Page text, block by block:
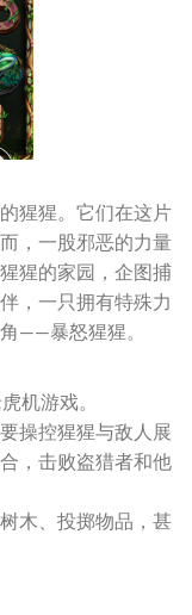
猩猩。它们在这片
，一股邪恶的力量
猩的家园，企图捕
，一只拥有特殊力
——暴怒猩猩。
机游戏。
操控猩猩与敌人展
，击败盗猎者和他
木、投掷物品，甚